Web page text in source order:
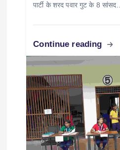
पार्टी के शरद पवार गुट के 8 सांसद…
Continue reading